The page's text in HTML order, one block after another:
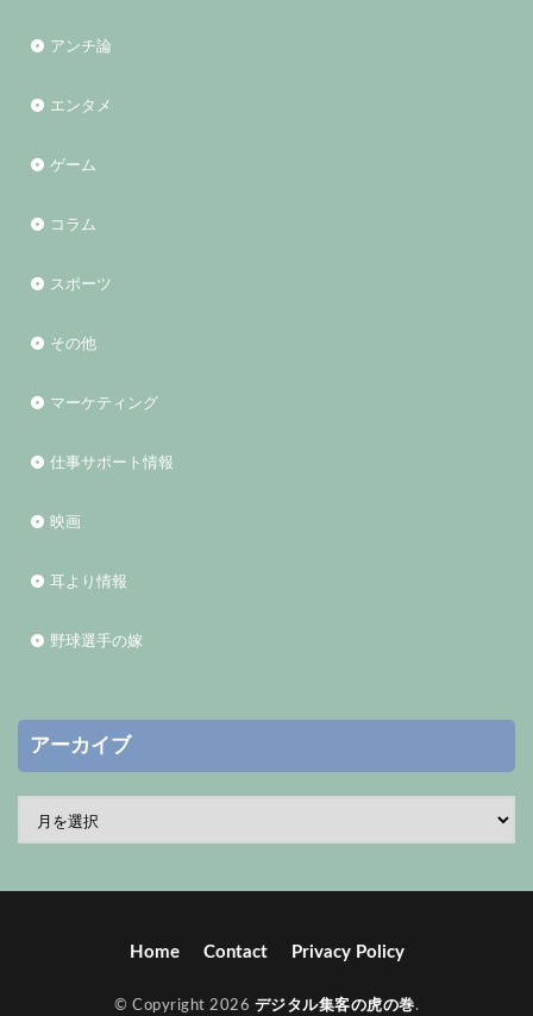
アンチ論
エンタメ
ゲーム
コラム
スポーツ
その他
マーケティング
仕事サポート情報
映画
耳より情報
野球選手の嫁
アーカイブ
Home Contact Privacy Policy
© Copyright 2026 デジタル集客の虎の巻.